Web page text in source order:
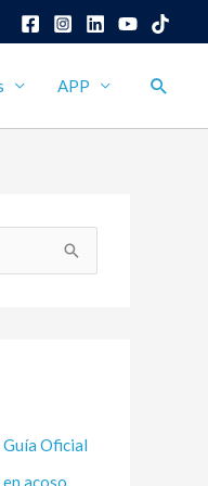
APP
Oficial
acoso